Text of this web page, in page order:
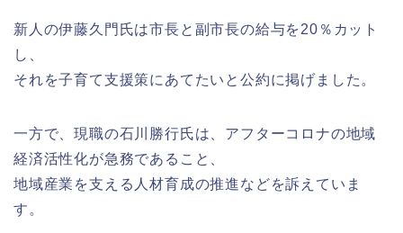
新人の伊藤久門氏は市長と副市長の給与を20％カット
し、
それを子育て支援策にあてたいと公約に掲げました。
一方で、現職の石川勝行氏は、アフターコロナの地域
経済活性化が急務であること、
地域産業を支える人材育成の推進などを訴えていま
す。